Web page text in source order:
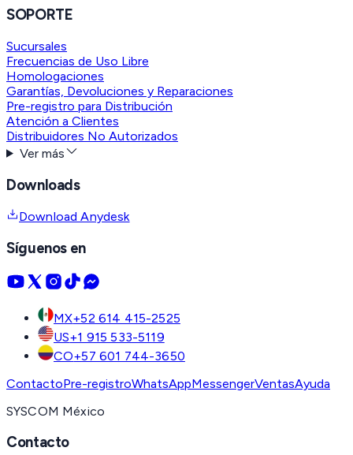
SOPORTE
Sucursales
Frecuencias de Uso Libre
Homologaciones
Garantías, Devoluciones y Reparaciones
Pre-registro para Distribución
Atención a Clientes
Distribuidores No Autorizados
Ver más
Downloads
Download Anydesk
Síguenos en
MX+52 614 415-2525
US+1 915 533-5119
CO+57 601 744-3650
ContactoPre-registroWhatsAppMessengerVentasAyuda
SYSCOM México
Contacto